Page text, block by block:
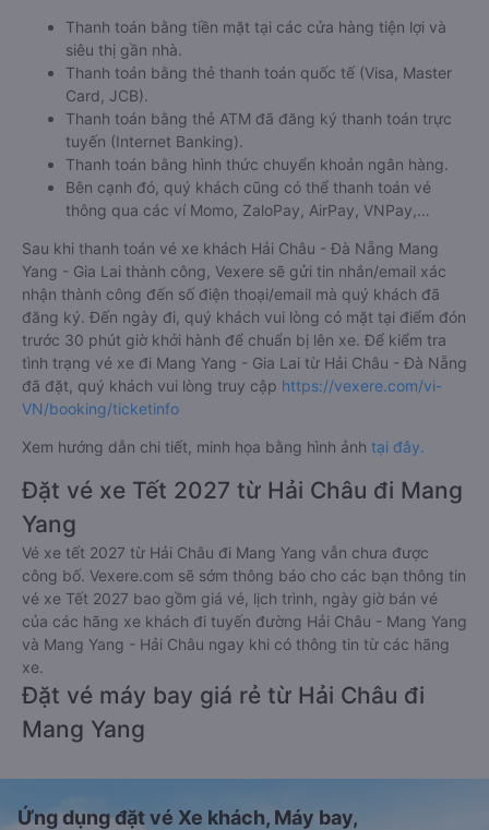
Thanh toán bằng tiền mặt tại các cửa hàng tiện lợi và
siêu thị gần nhà.
Thanh toán bằng thẻ thanh toán quốc tế (Visa, Master
Card, JCB).
Thanh toán bằng thẻ ATM đã đăng ký thanh toán trực
tuyến (Internet Banking).
Thanh toán bằng hình thức chuyển khoản ngân hàng.
Bên cạnh đó, quý khách cũng có thể thanh toán vé
thông qua các ví Momo, ZaloPay, AirPay, VNPay,…
Sau khi thanh toán vé xe khách Hải Châu - Đà Nẵng Mang
Yang - Gia Lai thành công, Vexere sẽ gửi tin nhắn/email xác
nhận thành công đến số điện thoại/email mà quý khách đã
đăng ký. Đến ngày đi, quý khách vui lòng có mặt tại điểm đón
trước 30 phút giờ khởi hành để chuẩn bị lên xe. Để kiểm tra
tình trạng vé xe đi Mang Yang - Gia Lai từ Hải Châu - Đà Nẵng
đã đặt, quý khách vui lòng truy cập https://vexere.com/vi-
VN/booking/ticketinfo
Xem hướng dẫn chi tiết, minh họa bằng hình ảnh tại đây.
Đặt vé xe Tết 2027 từ Hải Châu đi Mang
Yang
Vé xe tết 2027 từ Hải Châu đi Mang Yang vẫn chưa được
công bố. Vexere.com sẽ sớm thông báo cho các bạn thông tin
vé xe Tết 2027 bao gồm giá vé, lịch trình, ngày giờ bán vé
của các hãng xe khách đi tuyến đường Hải Châu - Mang Yang
và Mang Yang - Hải Châu ngay khi có thông tin từ các hãng
xe.
Đặt vé máy bay giá rẻ từ Hải Châu đi
Mang Yang
Ứng dụng đặt vé Xe khách, Máy bay,